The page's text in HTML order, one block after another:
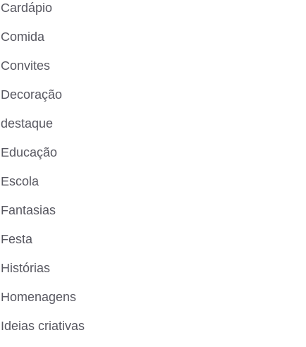
Cardápio
Comida
Convites
Decoração
destaque
Educação
Escola
Fantasias
Festa
Histórias
Homenagens
Ideias criativas